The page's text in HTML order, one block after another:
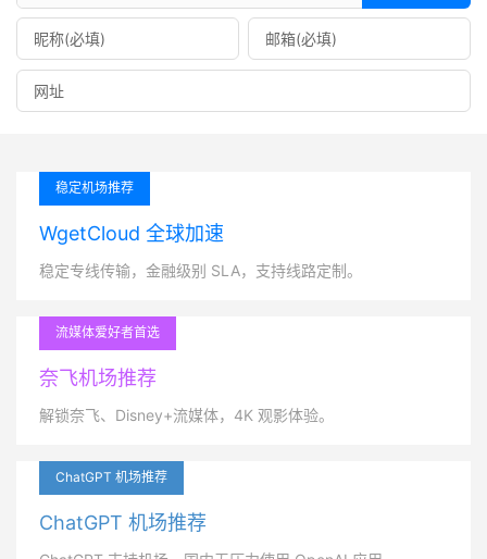
稳定机场推荐
WgetCloud 全球加速
稳定专线传输，金融级别 SLA，支持线路定制。
流媒体爱好者首选
奈飞机场推荐
解锁奈飞、Disney+流媒体，4K 观影体验。
ChatGPT 机场推荐
ChatGPT 机场推荐